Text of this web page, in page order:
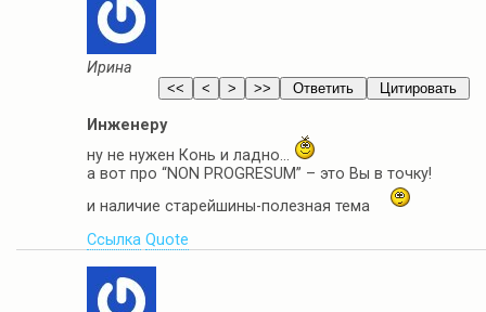
Ирина
Инженеру
ну не нужен Конь и ладно…
а вот про “NON PROGRESUM” – это Вы в точку!
и наличие старейшины-полезная тема
Ссылка Quote